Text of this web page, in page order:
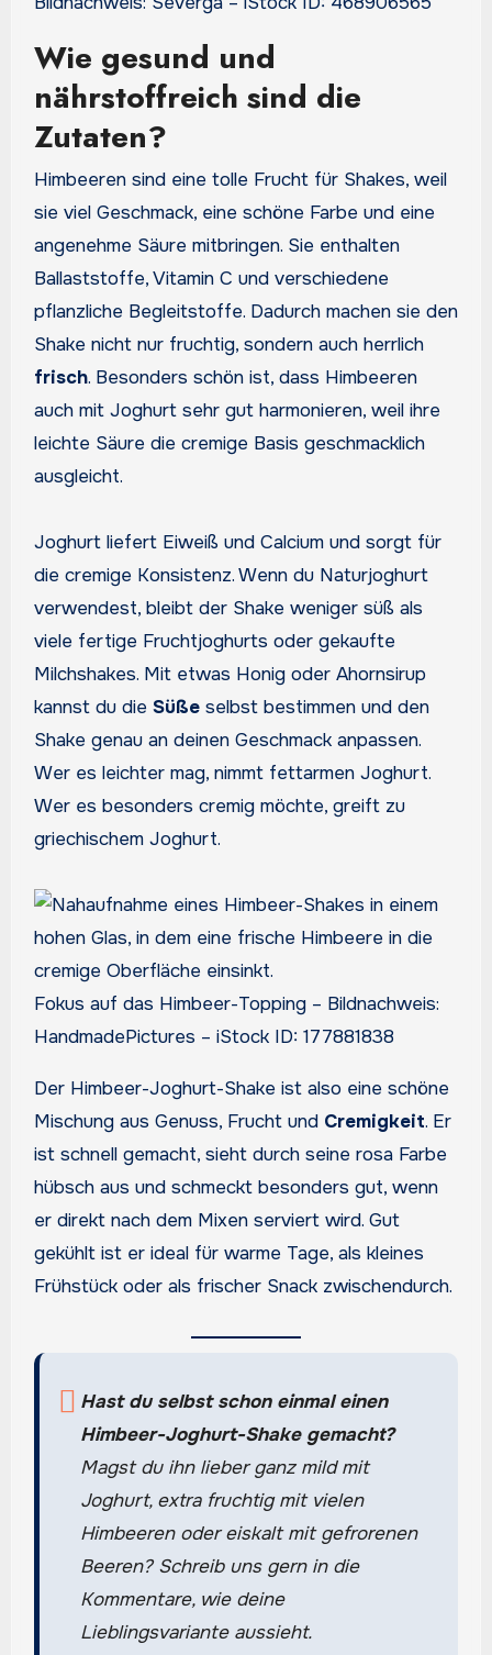
Wie gesund und
nährstoffreich sind die
Zutaten?
Himbeeren sind eine tolle Frucht für Shakes, weil
sie viel Geschmack, eine schöne Farbe und eine
angenehme Säure mitbringen. Sie enthalten
Ballaststoffe, Vitamin C und verschiedene
pflanzliche Begleitstoffe. Dadurch machen sie den
Shake nicht nur fruchtig, sondern auch herrlich
frisch. Besonders schön ist, dass Himbeeren
auch mit Joghurt sehr gut harmonieren, weil ihre
leichte Säure die cremige Basis geschmacklich
ausgleicht.
Joghurt liefert Eiweiß und Calcium und sorgt für
die cremige Konsistenz. Wenn du Naturjoghurt
verwendest, bleibt der Shake weniger süß als
viele fertige Fruchtjoghurts oder gekaufte
Milchshakes. Mit etwas Honig oder Ahornsirup
kannst du die Süßeselbst bestimmen und den
Shake genau an deinen Geschmack anpassen.
Wer es leichter mag, nimmt fettarmen Joghurt.
Wer es besonders cremig möchte, greift zu
griechischem Joghurt.
Fokus auf das Himbeer-Topping – Bildnachweis:
HandmadePictures – iStock ID: 177881838
Der Himbeer-Joghurt-Shake ist also eine schöne
Mischung aus Genuss, Frucht und Cremigkeit. Er
ist schnell gemacht, sieht durch seine rosa Farbe
hübsch aus und schmeckt besonders gut, wenn
er direkt nach dem Mixen serviert wird. Gut
gekühlt ist er ideal für warme Tage, als kleines
Frühstück oder als frischer Snack zwischendurch.
Hast du selbst schon einmal einen
Himbeer-Joghurt-Shake gemacht?
Magst du ihn lieber ganz mild mit
Joghurt, extra fruchtig mit vielen
Himbeeren oder eiskalt mit gefrorenen
Beeren? Schreib uns gern in die
Kommentare, wie deine
Lieblingsvariante aussieht.